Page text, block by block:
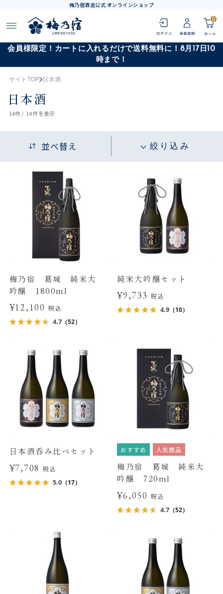
梅乃宿酒造公式 オンラインショップ
0
会員様限定！カートに入れるだけで送料無料に！8月17日10
時まで！
サイトTOP 日本酒
日本酒
14件 / 14件を表示
並べ替え 絞り込み
梅乃宿 葛城 純米大
吟醸 1800ml
¥12,100 税込
4.7（52）
純米大吟醸セット
¥9,733 税込
4.9 （10）
日本酒呑み比べセット
¥7,708税込
5.0（17）
おすすめ 人気商品
梅乃宿 葛城 純米大
吟醸 720ml
¥6,050 税込
4.7 （52）